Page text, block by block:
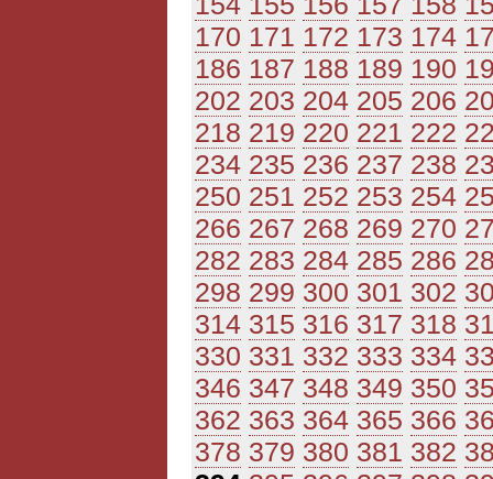
170 171 172 173 174
186 187 188 189 190
202 203 204 205 206
218 219 220 221 222
234 235 236 237 238
250 251 252 253 254
266 267 268 269 270
282 283 284 285 286
298 299 300 301 302
314 315 316 317 318
330 331 332 333 334
346 347 348 349 350
362 363 364 365 366
378 379 380 381 382